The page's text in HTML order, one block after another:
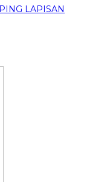
LAPISAN